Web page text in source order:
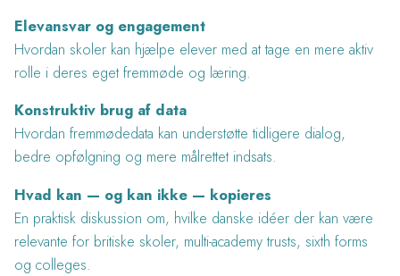
Elevansvar og engagement
Hvordan skoler kan hjælpe elever med at tage en mere aktiv
rolle i deres eget fremmøde og læring.
Konstruktiv brug af data
Hvordan fremmødedata kan understøtte tidligere dialog,
bedre opfølgning og mere målrettet indsats.
Hvad kan — og kan ikke — kopieres
En praktisk diskussion om, hvilke danske idéer der kan være
relevante for britiske skoler, multi-academy trusts, sixth forms
og colleges.